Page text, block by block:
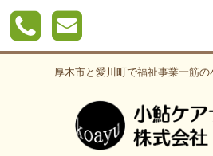
厚木市と愛川町で福祉事業一筋の